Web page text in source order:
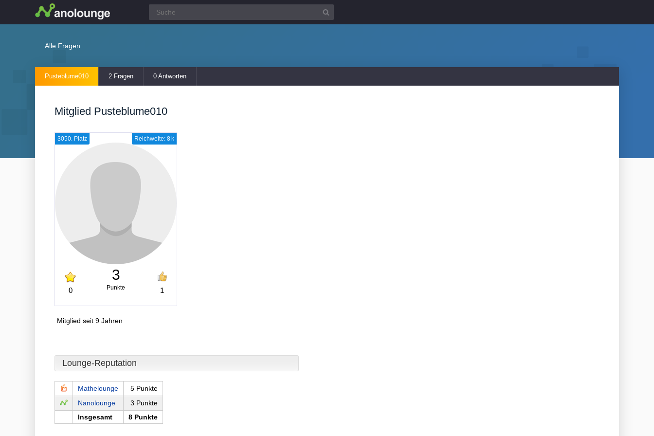
Alle Fragen
Pusteblume010 2 Fragen 0 Antworten
Mitglied Pusteblume010
Reichweite: 8 k
3050. Platz
0
3
Punkte 1
Mitglied seit 9 Jahren
Lounge-Reputation
Mathelounge
5 Punkte
Nanolounge
3 Punkte
Insgesamt
8 Punkte